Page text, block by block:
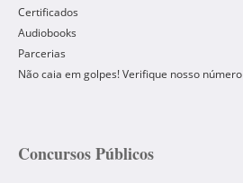
Certificados
Audiobooks
Parcerias
Não caia em golpes! Verifique nosso número
Concursos Públicos